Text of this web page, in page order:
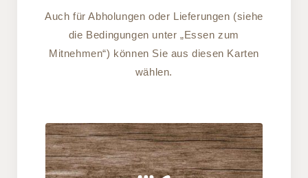
Auch für Abholungen oder Lieferungen (siehe
die Bedingungen unter „Essen zum
Mitnehmen“) können Sie aus diesen Karten
wählen.
Mit diesen bayerischen Schmankerln